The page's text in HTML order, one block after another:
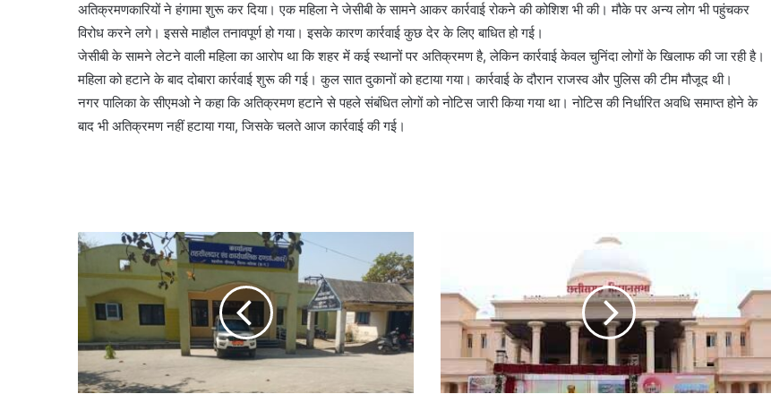
अतिक्रमणकारियों ने हंगामा शुरू कर दिया। एक महिला ने जेसीबी के सामने आकर कार्रवाई रोकने की कोशिश भी की। मौके पर अन्य लोग भी पहुंचकर
विरोध करने लगे। इससे माहौल तनावपूर्ण हो गया। इसके कारण कार्रवाई कुछ देर के लिए बाधित हो गई।
जेसीबी के सामने लेटने वाली महिला का आरोप था कि शहर में कई स्थानों पर अतिक्रमण है, लेकिन कार्रवाई केवल चुनिंदा लोगों के खिलाफ की जा रही है।
महिला को हटाने के बाद दोबारा कार्रवाई शुरू की गई। कुल सात दुकानों को हटाया गया। कार्रवाई के दौरान राजस्व और पुलिस की टीम मौजूद थी।
नगर पालिका के सीएमओ ने कहा कि अतिक्रमण हटाने से पहले संबंधित लोगों को नोटिस जारी किया गया था। नोटिस की निर्धारित अवधि समाप्त होने के
बाद भी अतिक्रमण नहीं हटाया गया, जिसके चलते आज कार्रवाई की गई।